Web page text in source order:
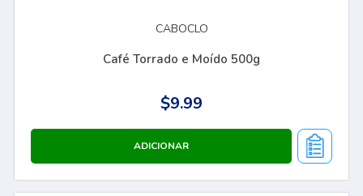
CABOCLO
Café Torrado e Moído 500g
$9.99